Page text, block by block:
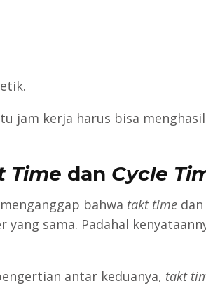
jam kerja harus bisa
Time dan Cycle
bahwa takt timedan
sama. Padahal
antar keduanya, takt